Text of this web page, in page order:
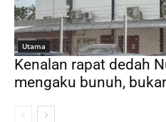
Utama
Kenalan rapat dedah
mengaku bunuh,